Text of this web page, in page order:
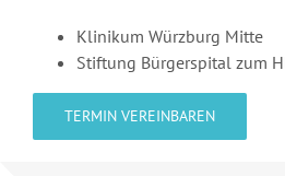
Klinikum Würzburg Mitte
Stiftung Bürgerspital zum
TERMIN VEREINBAREN